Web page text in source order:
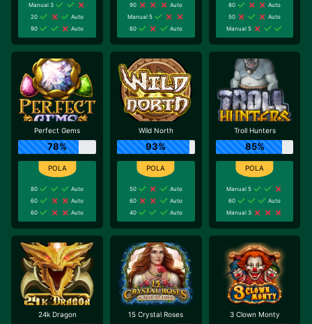
Manual 3
20
Auto
90
Auto
90
Auto
Manual 5
60
Auto
80
Auto
50
Auto
Manual 5
Perfect Gems
78%
80
Auto
60
Auto
60
Auto
Wild North
93%
50
Auto
60
Auto
40
Auto
Troll Hunters
85%
Manual 5
60
Auto
Manual 3
24k Dragon 15 Crystal Roses 3 Clown Monty